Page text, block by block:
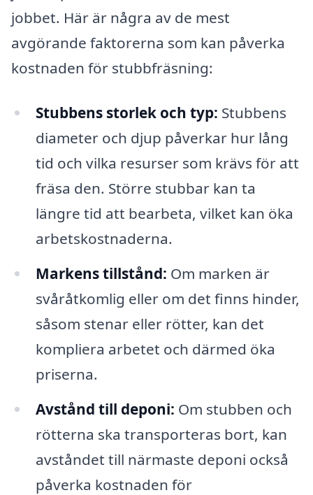
jobbet. Här är några av de mest
avgörande faktorerna som kan påverka
kostnaden för stubbfräsning:
Stubbens storlek och typ: Stubbens
diameter och djup påverkar hur lång
tid och vilka resurser som krävs för att
fräsa den. Större stubbar kan ta
längre tid att bearbeta, vilket kan öka
arbetskostnaderna.
Markens tillstånd: Om marken är
svåråtkomlig eller om det finns hinder,
såsom stenar eller rötter, kan det
kompliera arbetet och därmed öka
priserna.
Avstånd till deponi: Om stubben och
rötterna ska transporteras bort, kan
avståndet till närmaste deponi också
påverka kostnaden för